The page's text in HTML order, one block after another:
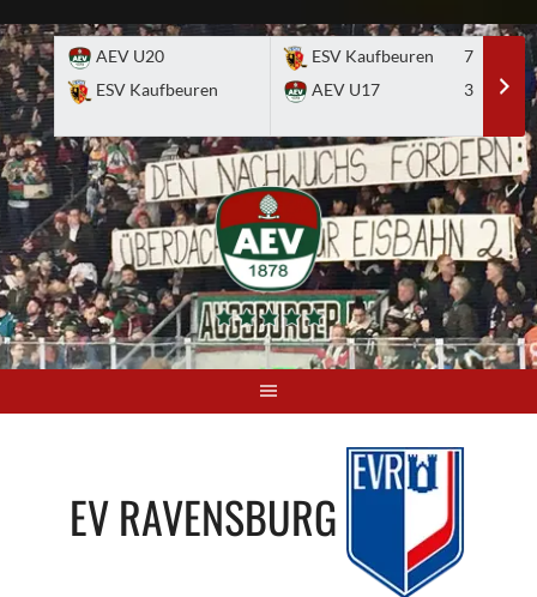
to
content
AEV U20
ESV Kaufbeuren
ESV Kaufbeuren
7
AEV U17
3
EV RAVENSBURG